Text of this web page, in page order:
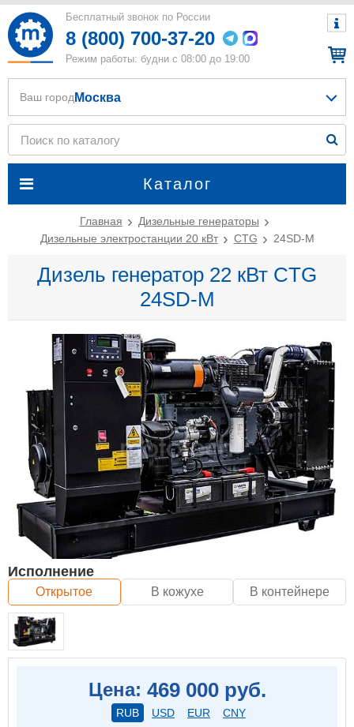
Бесплатный звонок по России
8 (800) 700-37-20
Режим работы: будни с 08:00 до 19:00
Каталог
Ваш город Москва
Главная
Дизельные генераторы
Дизельные электростанции 20 кВт
CTG 24SD-M
Дизель генератор 22 кВт CTG
24SD-M
Исполнение
Открытое В кожухе В контейнере
Цена: 469 000 руб.
RUB USD EUR CNY